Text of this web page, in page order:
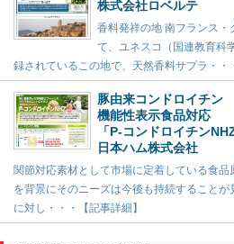
株式会社ロベルテ
香料発祥の地 南フランス・
て、ユネスコ（国連教育科
録されているこの地で、天然香料サプラ・・
豚由来コンドロイチン
機能性表示食品対応
「P-コンドロイチンNHZ
日本ハム株式会社
関節対応素材として市場に定着している食
を背景にそのニーズは今後も持続すること
に対し・・・【記事詳細】